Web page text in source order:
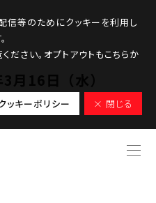
信等のためにクッキーを利用し
ださい。オプトアウトもこちらか
ッキーポリシー × 閉じる
16日（水）
ース）